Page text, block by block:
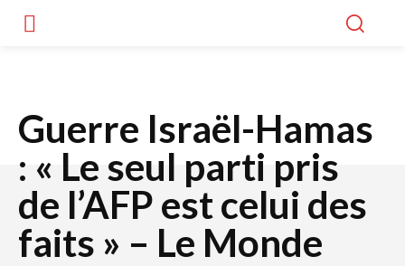
Guerre Israël-Hamas
: « Le seul parti pris
de l’AFP est celui des
faits » – Le Monde